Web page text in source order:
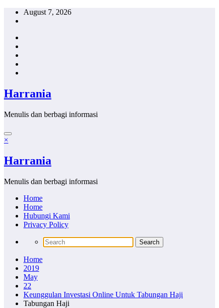
Skip
August 7, 2026
Harrania
Menulis dan berbagi informasi
×
Harrania
Menulis dan berbagi informasi
Home
Home
Hubungi Kami
Privacy Policy
Home
2019
May
22
Keunggulan Investasi Online Untuk Tabungan Haji
Tabungan Haji